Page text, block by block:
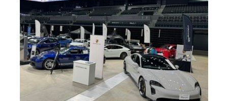
採用情報
新卒採用キャリア採用働く環境
お知らせ
お問い合わせ
プライバシーポリシー